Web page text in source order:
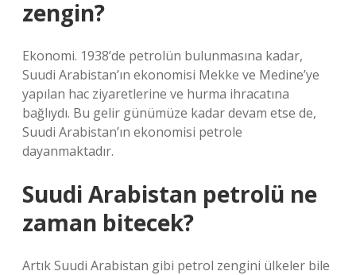
zengin?
Ekonomi. 1938’de petrolün bulunmasına kadar,
Suudi Arabistan’ın ekonomisi Mekke ve Medine’ye
yapılan hac ziyaretlerine ve hurma ihracatına
bağlıydı. Bu gelir günümüze kadar devam etse de,
Suudi Arabistan’ın ekonomisi petrole
dayanmaktadır.
Suudi Arabistan petrolü ne
zaman bitecek?
Artık Suudi Arabistan gibi petrol zengini ülkeler bile